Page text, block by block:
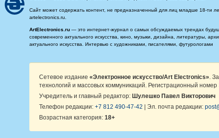
Сайт может содержать контент, не предназначенный для лиц младше 18-ти
artelectronics.ru.
ArtElectronics.ru — это интернет-журнал о самых обсуждаемых трендах
современного актуального искусства, кино, музыки, дизайна, литературы,
актуального искусства. Интервью с художниками, писателями, футурологами
Сетевое издание «Электронное искусство/Art Electronics» .
технологий и массовых коммуникаций. Регистрационный
Учредитель и главный редактор: Шулешко Павел Викторович
Телефон редакции: +7 812 490-47-42 | Эл. почта редакции:
Возрастная категория: 18+